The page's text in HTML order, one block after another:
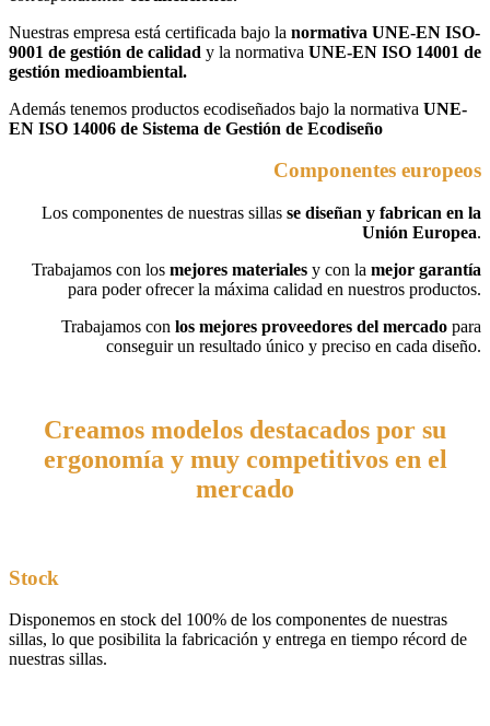
Nuestras empresa está certificada bajo la normativa UNE-EN ISO-
9001 de gestión de calidad y la normativa UNE-EN ISO 14001 de
gestión medioambiental.
Además tenemos productos ecodiseñados bajo la normativa UNE-
EN ISO 14006 de Sistema de Gestión de Ecodiseño
Componentes europeos
Los componentes de nuestras sillas se diseñan y fabrican en la
Unión Europea.
Trabajamos con los mejores materiales y con la mejor garantía
para poder ofrecer la máxima calidad en nuestros productos.
Trabajamos con los mejores proveedores del mercado para
conseguir un resultado único y preciso en cada diseño.
Creamos modelos destacados por su
ergonomía y muy competitivos en el
mercado
Stock
Disponemos en stock del 100% de los componentes de nuestras
sillas, lo que posibilita la fabricación y entrega en tiempo récord de
nuestras sillas.